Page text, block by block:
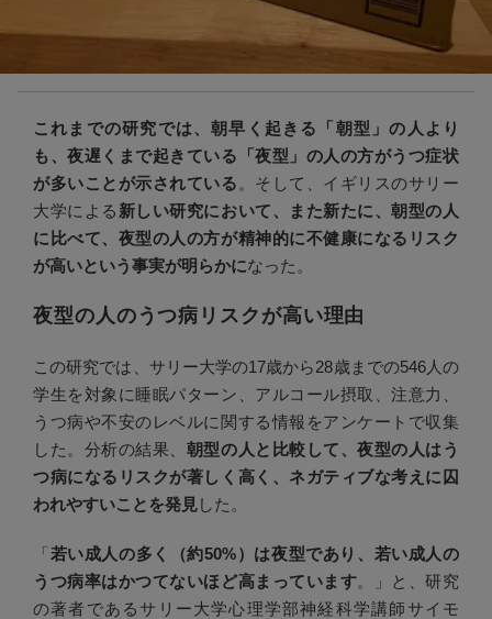
これまでの研究では、朝早く起きる「朝型」の人より
も、夜遅くまで起きている「夜型」の人の方がうつ症状
が多いことが示されている 。そして、イギリスのサリー
大学による 新しい研究において、
また新たに、朝型の人
に比べて、夜型の人の方が精神的に不健康になるリスク
が高いという事実が明らかになった。
夜型の人のうつ病リスクが高い理由
この研究では、サリー大学の17歳から28歳までの546人の
学生を対象に睡眠パターン、アルコール摂取、注意力、
うつ病や不安のレベルに関する情報をアンケートで収集
した。分析の結果、 朝型の人と比較して、夜型の人はう
つ病になるリスクが著しく高く、ネガティブな考えに囚
われやすいことを発見した。
「若い成人の多く（約50%）は夜型であり、若い成人の
うつ病率はかつてないほど高まっています。」と、研究
の著者であるサリー大学心理学部神経科学講師サイモ